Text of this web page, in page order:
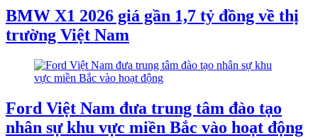
BMW X1 2026 giá gần 1,7 tỷ đồng về thị
trường Việt Nam
Ford Việt Nam đưa trung tâm đào tạo
nhân sự khu vực miền Bắc vào hoạt động